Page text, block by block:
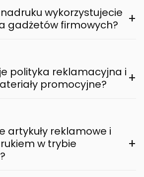
wykorzystujecie
gadżetów firmowych?
+
polityka reklamacyjna i
promocyjne?
+
artykuły reklamowe i
w trybie
+